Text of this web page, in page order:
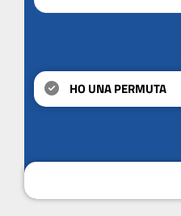
HO UNA PERMUTA